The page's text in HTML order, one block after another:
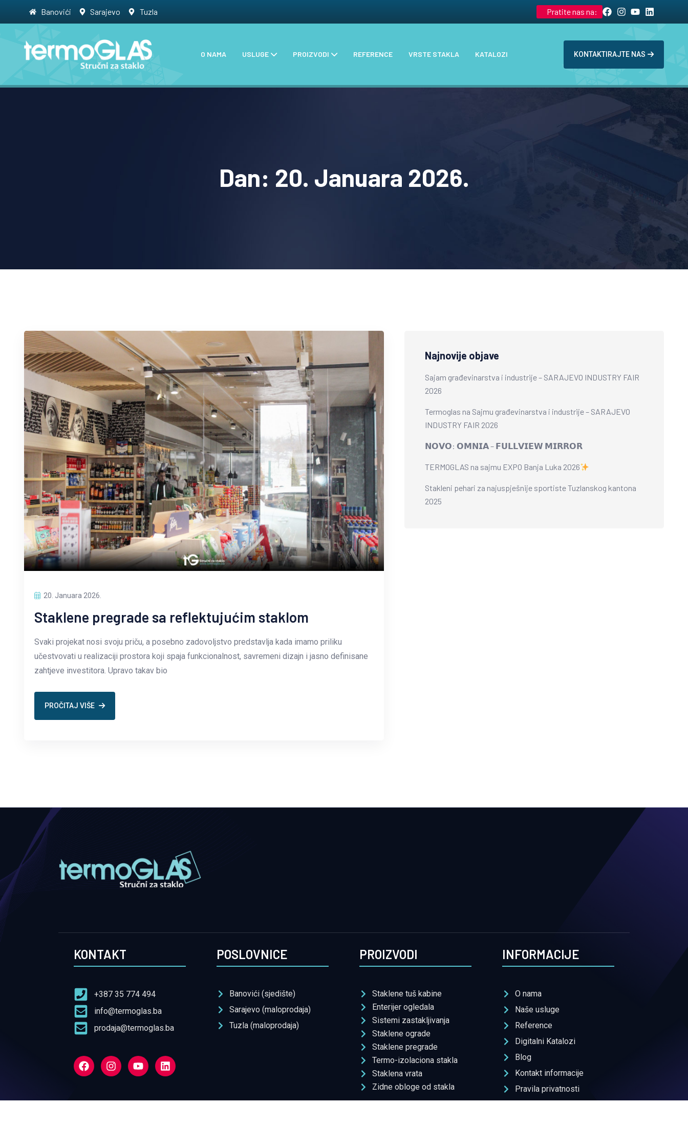
Banovići Sarajevo Tuzla Pratite nas na:
O NAMA USLUGE PROIZVODI REFERENCE VRSTE STAKLA KATALOZI KONTAKTIRAJTE NAS
Dan: 20. Januara 2026.
20. Januara 2026.
Staklene pregrade sa reflektujućim staklom
Svaki projekat nosi svoju priču, a posebno zadovoljstvo predstavlja kada imamo priliku
učestvovati u realizaciji prostora koji spaja funkcionalnost, savremeni dizajn i jasno definisane
zahtjeve investitora. Upravo takav bio
PROČITAJ VIŠE
Najnovije objave
Sajam građevinarstva i industrije – SARAJEVO INDUSTRY FAIR
2026
Termoglas na Sajmu građevinarstva i industrije – SARAJEVO
INDUSTRY FAIR 2026
𝗡𝗢𝗩𝗢: 𝗢𝗠𝗡𝗜𝗔 – 𝗙𝗨𝗟𝗟𝗩𝗜𝗘𝗪 𝗠𝗜𝗥𝗥𝗢𝗥
TERMOGLAS na sajmu EXPO Banja Luka 2026
Stakleni pehari za najuspješnije sportiste Tuzlanskog kantona
2025
KONTAKT
+387 35 774 494
info@termoglas.ba
prodaja@termoglas.ba
POSLOVNICE
Banovići (sjedište)
Sarajevo (maloprodaja)
Tuzla (maloprodaja)
PROIZVODI
Staklene tuš kabine
Enterijer ogledala
Sistemi zastakljivanja
Staklene ograde
Staklene pregrade
Termo-izolaciona stakla
Staklena vrata
Zidne obloge od stakla
INFORMACIJE
O nama
Naše usluge
Reference
Digitalni Katalozi
Blog
Kontakt informacije
Pravila privatnosti